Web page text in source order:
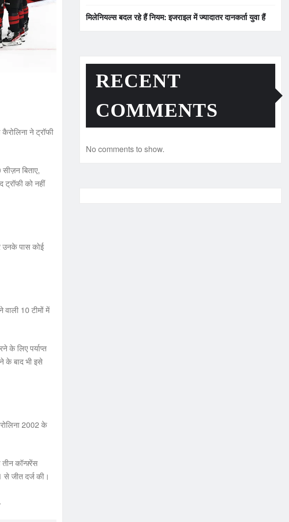
ने ट्रॉफी
बिताए,
को नहीं
पास कोई
10 टीमों में
के लिए पर्याप्त
के बाद भी इसे
2002 के
कॉन्फ़्रेंस
से जीत दर्ज की।
मिलेनियल्स बदल रहे हैं नियम: इजराइल में ज्यादातर दानकर्ता युवा हैं
RECENT
COMMENTS
No comments to show.